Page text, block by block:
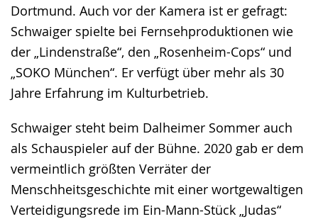
Dortmund. Auch vor der Kamera ist er gefragt:
Schwaiger spielte bei Fernsehproduktionen wie
der „Lindenstraße“, den „Rosenheim-Cops“ und
„SOKO München“. Er verfügt über mehr als 30
Jahre Erfahrung im Kulturbetrieb.
Schwaiger steht beim Dalheimer Sommer auch
als Schauspieler auf der Bühne. 2020 gab er dem
vermeintlich größten Verräter der
Menschheitsgeschichte mit einer wortgewaltigen
Verteidigungsrede im Ein-Mann-Stück „Judas“